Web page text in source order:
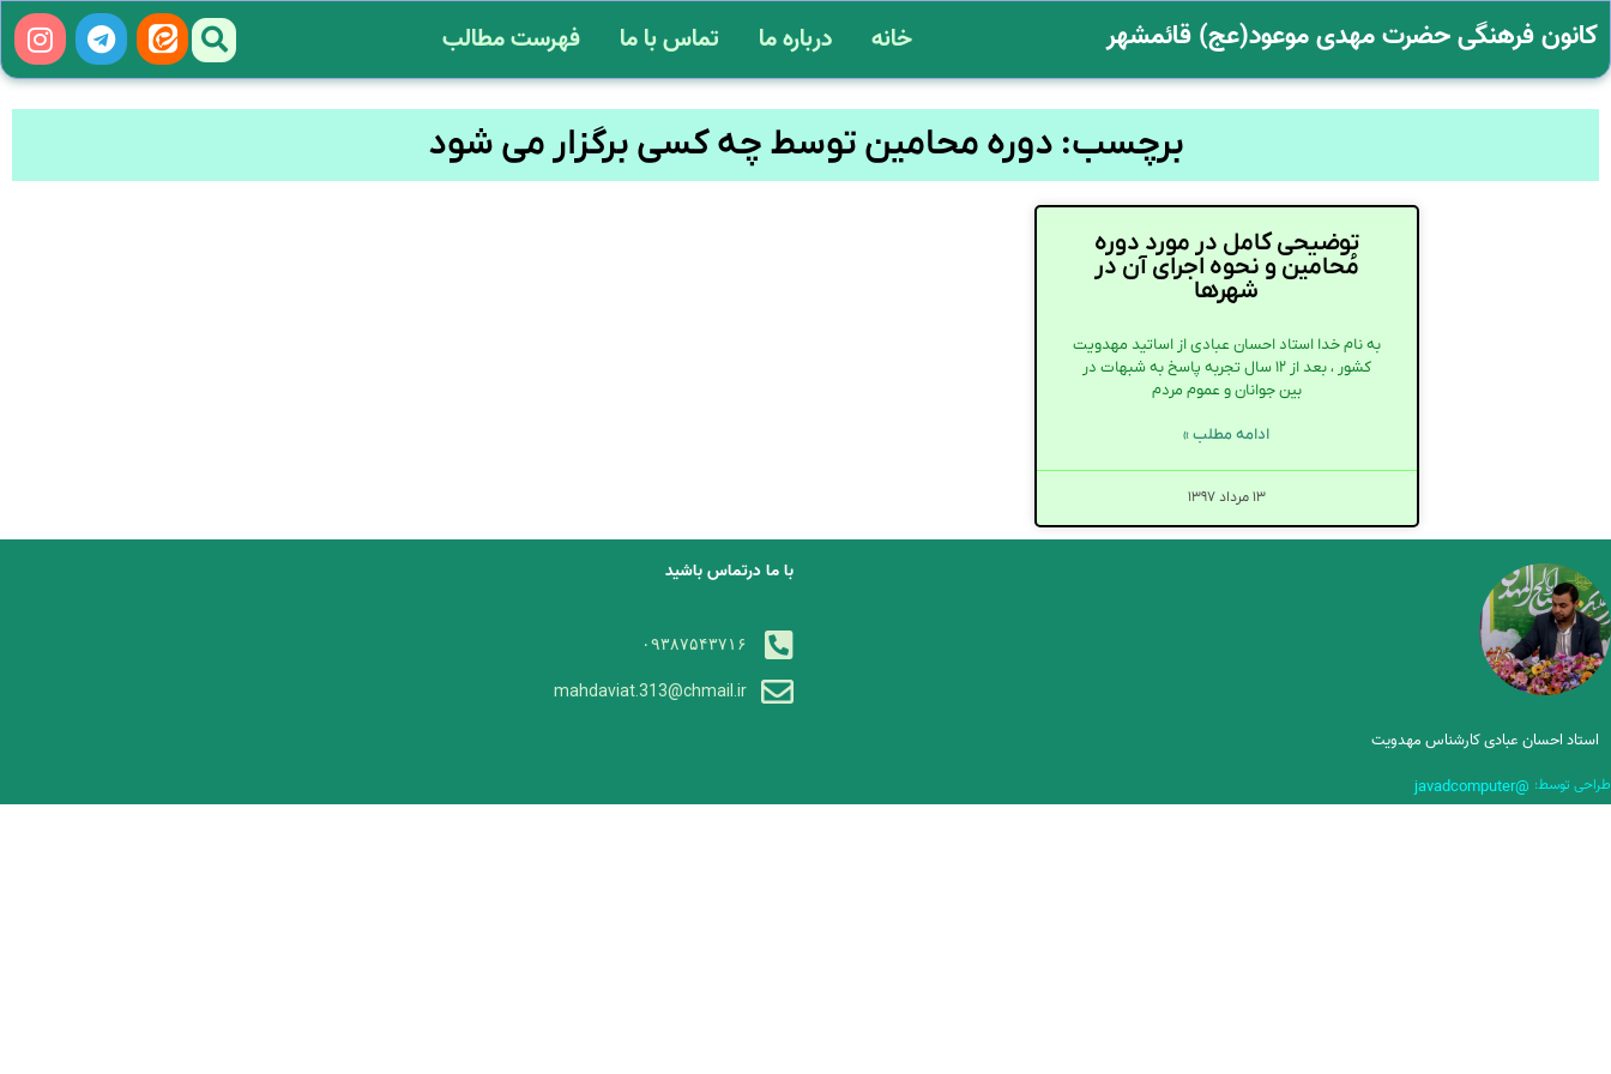
کانون فرهنگی حضرت مهدی موعود(عج) قائمشهر خانه درباره ما تماس با ما فهرست مطالب
برچسب: دوره محامین توسط چه کسی برگزار می شود
توضیحی کامل در مورد دوره
مُحامین و نحوه اجرای آن در
شهرها
به نام خدا استاد احسان عبادی از اساتید مهدویت
کشور ، بعد از ۱۲ سال تجربه پاسخ به شبهات در
بین جوانان و عموم مردم
ادامه مطلب »
۱۳ مرداد ۱۳۹۷
استاد احسان عبادی کارشناس مهدویت
با ما درتماس باشید
۰۹۳۸۷۵۴۳۷۱۶
mahdaviat.313@chmail.ir
طراحی توسط: @javadcomputer